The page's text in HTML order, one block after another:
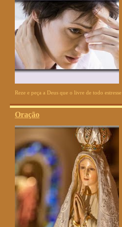
Reze e peça a Deus que o livre de todo estresse
Oração